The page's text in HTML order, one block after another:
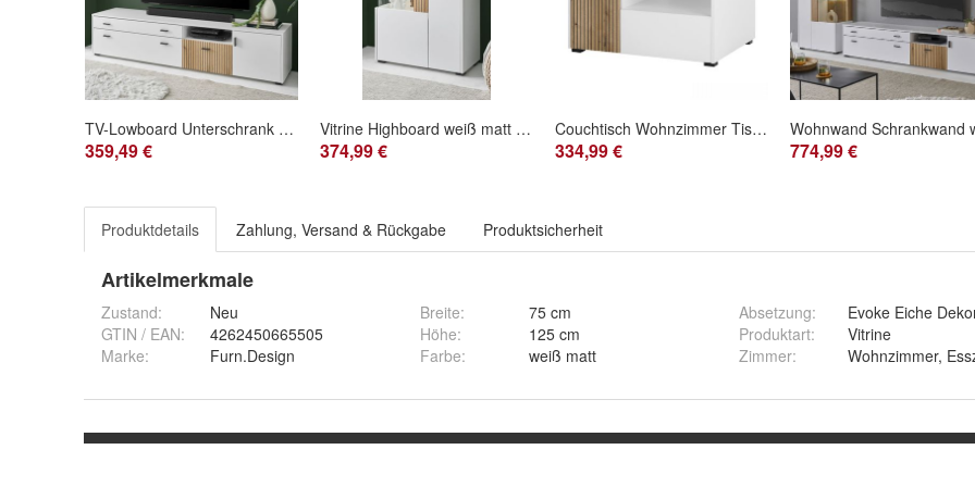
TV-Lowboard Unterschrank weiß matt Eiche XL TV Board mit Soft-Close Merced 200 cm
359,49 €
Vitrine Highboard weiß matt Eiche Wohnzimmer Esszimmer Schrank mit Soft-Close Merced
374,99 €
Couchtisch Wohnzimmer Tisch weiß matt Eiche Stauraum Soft-Close Beistelltisch Merced
334,99 € 774,99 €
Produktdetails Zahlung, Versand & Rückgabe Produktsicherheit
Artikelmerkmale
Zustand:
Neu
GTIN / EAN:
4262450665505
Marke:
Furn.Design
Breite:
75 cm
Höhe:
125 cm
Farbe: weiß matt
Absetzung:
Evoke Eiche
Produktart:
Vitrine
Zimmer: Wohnzimmer,